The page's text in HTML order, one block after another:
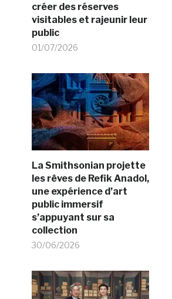
créer des réserves
visitables et rajeunir leur
public
01/07/2026
La Smithsonian projette
les rêves de Refik Anadol,
une expérience d’art
public immersif
s’appuyant sur sa
collection
30/06/2026